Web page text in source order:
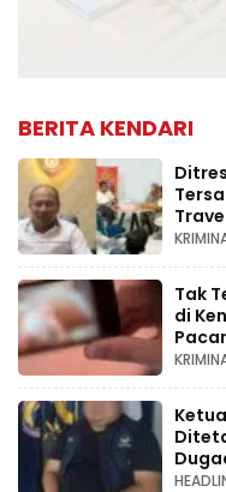
BERITA KENDARI
Tak
di
Pacar